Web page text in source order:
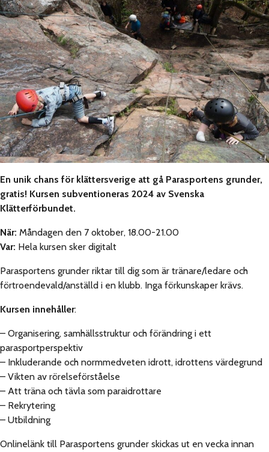
En unik chans för klättersverige att gå Parasportens grunder,
gratis! Kursen subventioneras 2024 av Svenska
Klätterförbundet.
När: Måndagen den 7 oktober, 18.00-21.00
Var: Hela kursen sker digitalt
Parasportens grunder riktar till dig som är tränare/ledare och
förtroendevald/anställd i en klubb. Inga förkunskaper krävs.
Kursen innehåller:
– Organisering, samhällsstruktur och förändring i ett
parasportperspektiv
– Inkluderande och normmedveten idrott, idrottens värdegrund
– Vikten av rörelseförståelse
– Att träna och tävla som paraidrottare
– Rekrytering
– Utbildning
Onlinelänk till Parasportens grunder skickas ut en vecka innan